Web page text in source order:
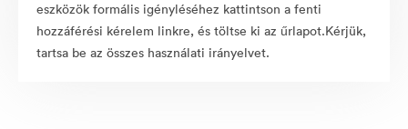
eszközök formális igényléséhez kattintson a fenti
hozzáférési kérelem linkre, és töltse ki az űrlapot.Kérjük,
tartsa be az összes használati irányelvet.